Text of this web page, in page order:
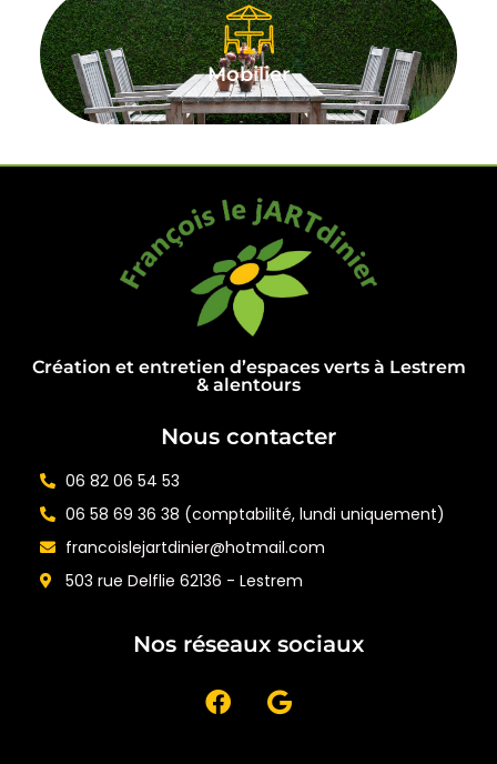
Mobilier
Création et entretien d’espaces verts à Lestrem
& alentours
Nous contacter
06 82 06 54 53
06 58 69 36 38 (comptabilité, lundi uniquement)
francoislejartdinier@hotmail.com
503 rue Delflie 62136 - Lestrem
Nos réseaux sociaux